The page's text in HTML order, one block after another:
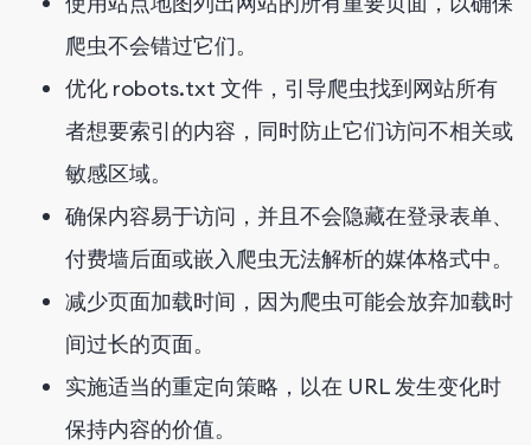
爬虫不会错过它们。
优化 robots.txt 文件，引导爬虫找到网站所有
者想要索引的内容，同时防止它们访问不相关或
敏感区域。
确保内容易于访问，并且不会隐藏在登录表单、
付费墙后面或嵌入爬虫无法解析的媒体格式中。
减少页面加载时间，因为爬虫可能会放弃加载时
间过长的页面。
实施适当的重定向策略，以在 URL 发生变化时
保持内容的价值。